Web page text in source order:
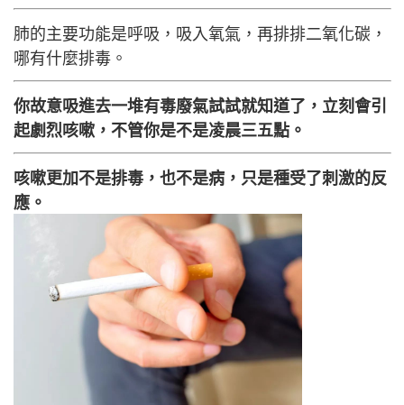
肺的主要功能是呼吸，吸入氧氣，再排排二氧化碳，
哪有什麼排毒。
你故意吸進去一堆有毒廢氣試試就知道了，立刻會引
起劇烈咳嗽，不管你是不是凌晨三五點。
咳嗽更加不是排毒，也不是病，只是種受了刺激的反
應。